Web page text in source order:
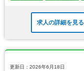
求人の詳細を見る
更新日：2026年6月18日